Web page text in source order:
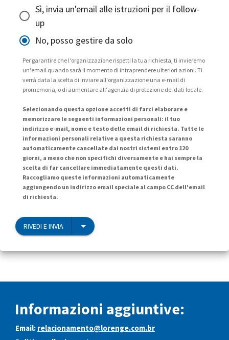
Sì, invia un'email alle istruzioni per il follow-
up
No, posso gestire da solo
Per garantire che l'organizzazione rispetti la tua richiesta, ti invieremo
un'email quando sarà il momento di intraprendere ulteriori azioni. Ti
verrà data la scelta di inviare all'organizzazione una e-mail di
promemoria, o di aumentare all'agenzia di protezione dei dati locale.
Selezionando questa opzione accetti di farci elaborare e
memorizzare le seguenti informazioni personali: il tuo
indirizzo e-mail, nome e testo delle email di richiesta. Tutte le
informazioni personali relative a questa richiesta saranno
automaticamente cancellate dai nostri sistemi entro 120
giorni, a meno che non specifichi diversamente e hai sempre la
scelta di far cancellare immediatamente questi dati.
Raccogliamo queste informazioni automaticamente
aggiungendo un indirizzo email speciale al campo CC dell'email
di richiesta.
RIVEDI E INVIA
Informazioni aggiuntive:
Email: relacionamento@lorenge.com.br